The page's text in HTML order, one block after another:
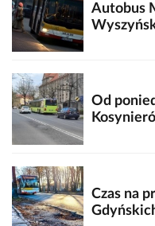
Autobus
Od
Czas na